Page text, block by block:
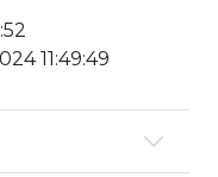
11:49:49